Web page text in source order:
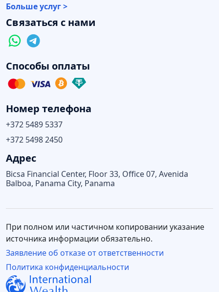
Больше услуг >
Связаться с нами
Способы оплаты
Номер телефона
+372 5489 5337
+372 5498 2450
Адрес
Bicsa Financial Center, Floor 33, Office 07, Avenida
Balboa, Panama City, Panama
Политика конфиденциальности
При полном или частичном копировании указание
источника информации обязательно.
Заявление об отказе от ответственности